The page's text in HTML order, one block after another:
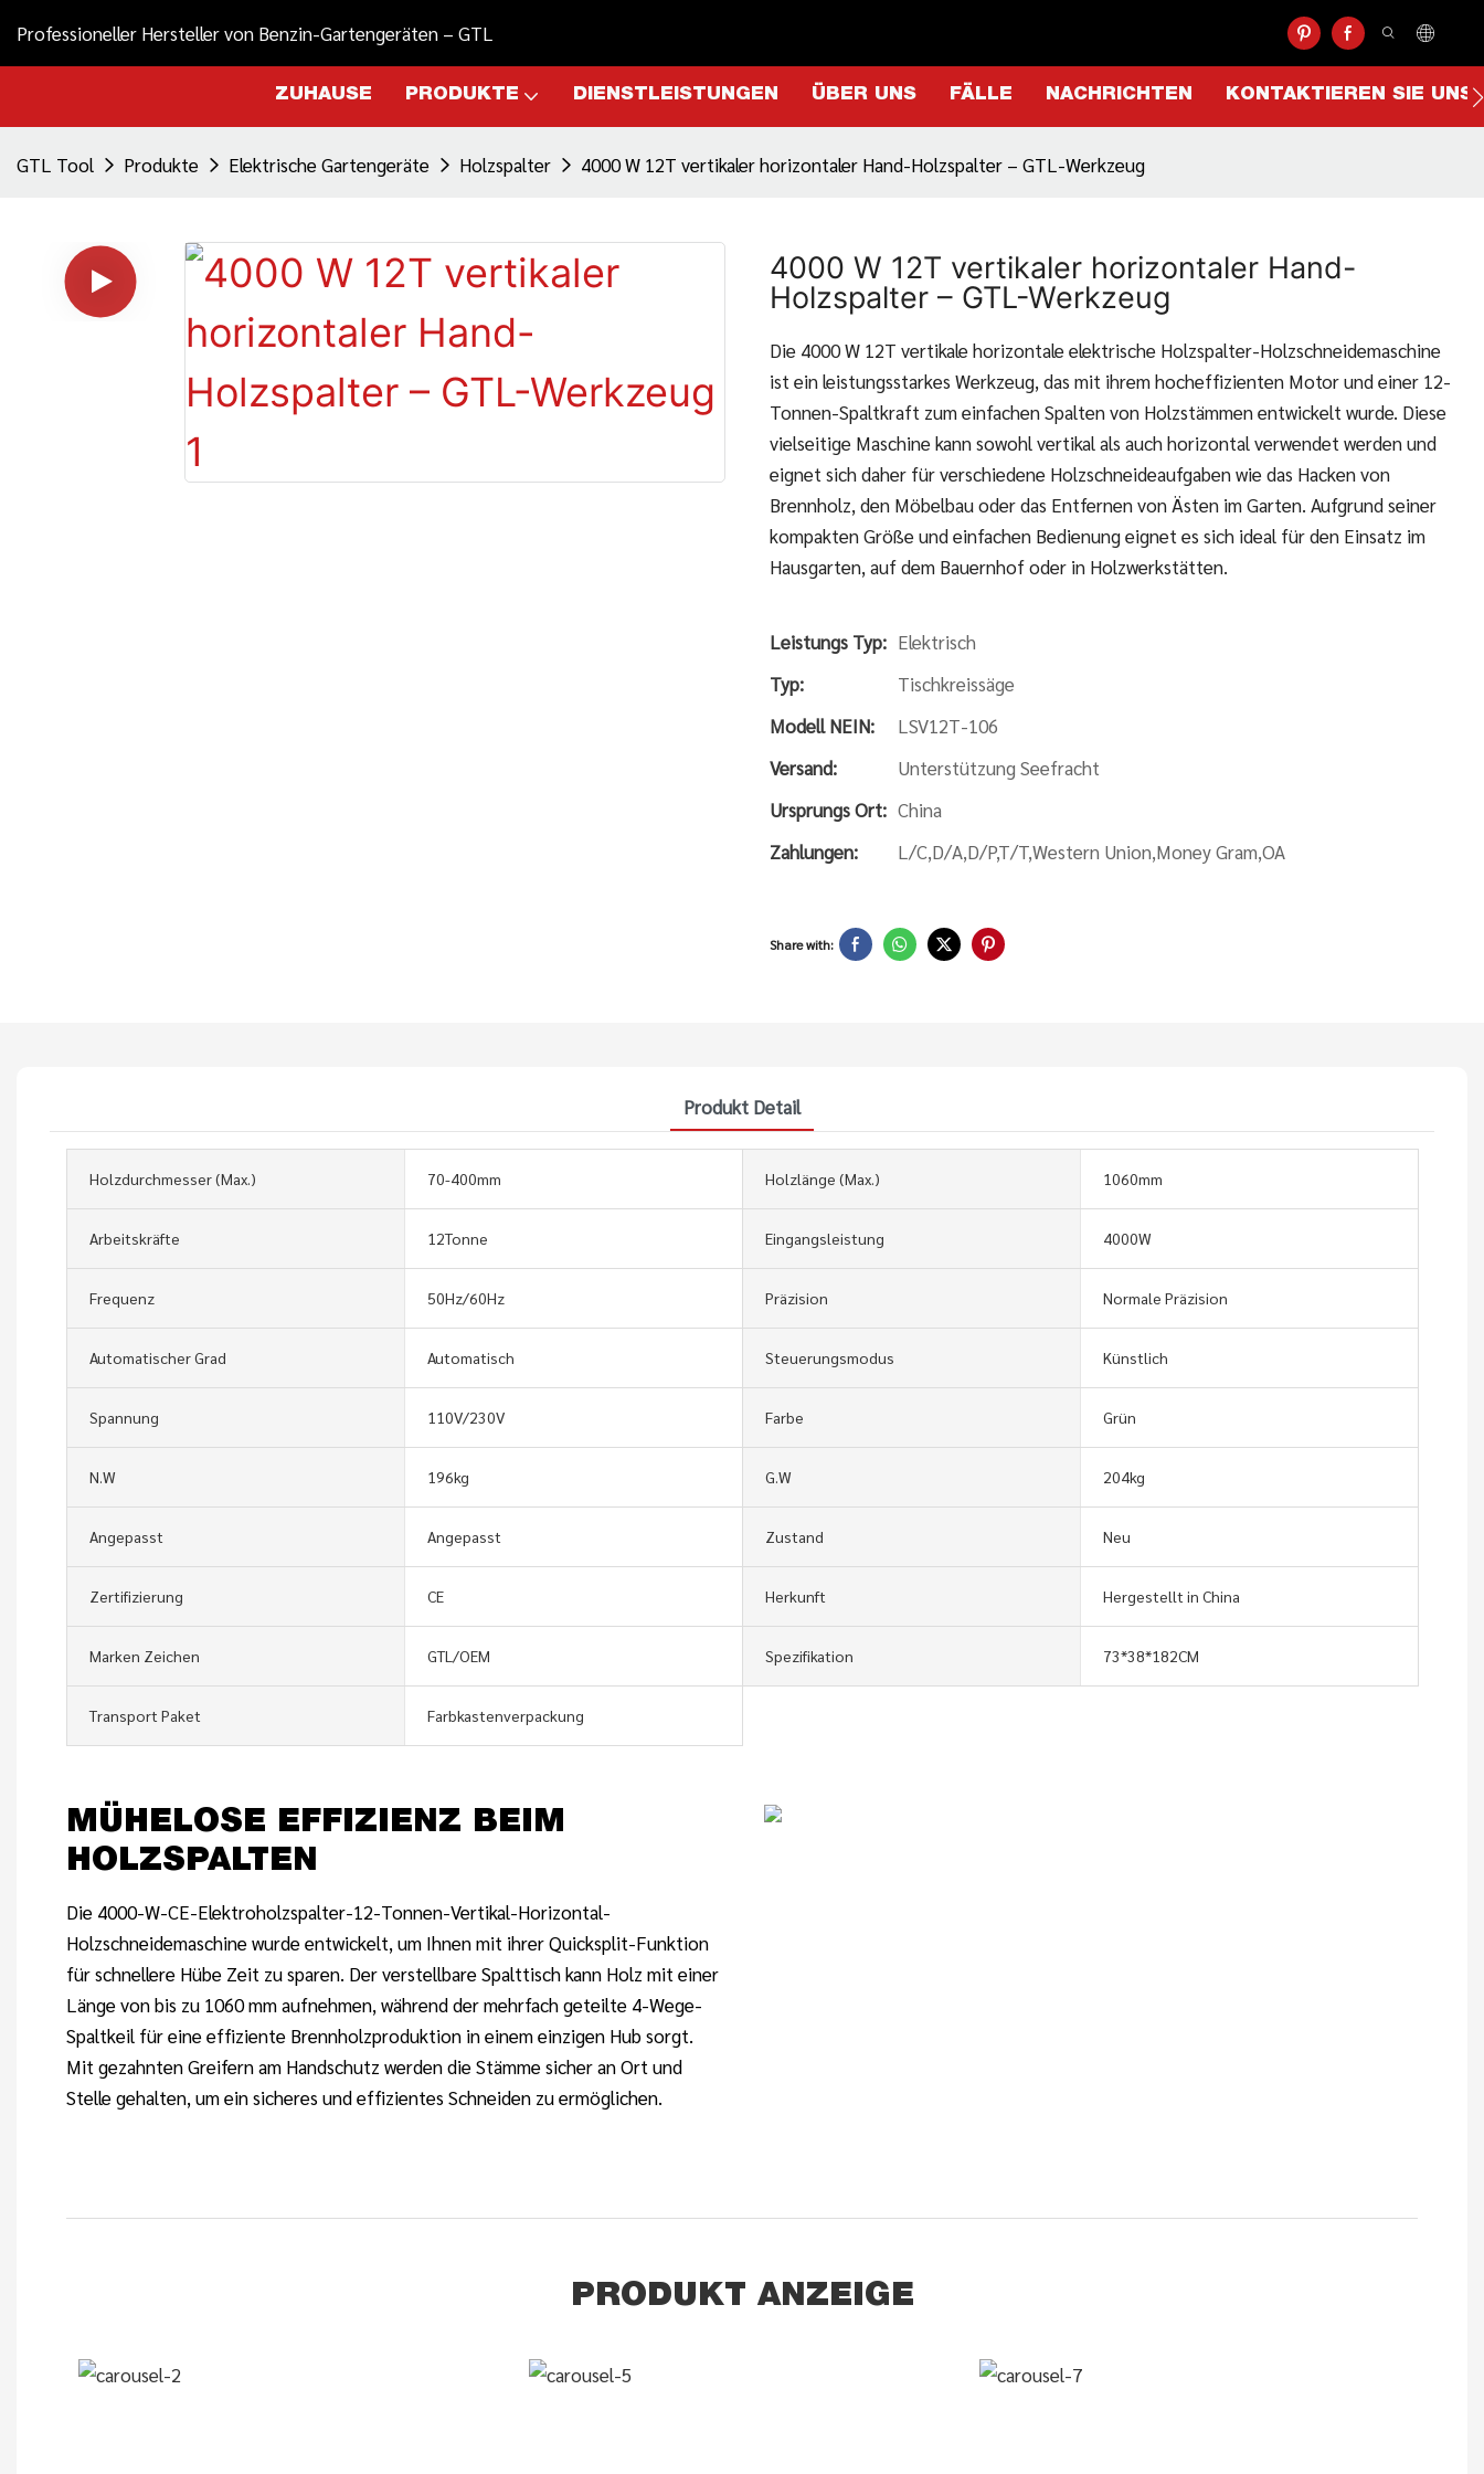
Professioneller Hersteller von Benzin-Gartengeräten – GTL
ZUHAUSE PRODUKTE DIENSTLEISTUNGEN ÜBER UNS FÄLLE NACHRICHTEN KONTAKTIEREN SIE UNS
GTL Tool Produkte Elektrische Gartengeräte Holzspalter 4000 W 12T vertikaler horizontaler Hand-Holzspalter – GTL-Werkzeug
4000 W 12T vertikaler horizontaler Hand-
Holzspalter – GTL-Werkzeug
Die 4000 W 12T vertikale horizontale elektrische Holzspalter-Holzschneidemaschine
ist ein leistungsstarkes Werkzeug, das mit ihrem hocheffizienten Motor und einer 12-
Tonnen-Spaltkraft zum einfachen Spalten von Holzstämmen entwickelt wurde. Diese
vielseitige Maschine kann sowohl vertikal als auch horizontal verwendet werden und
eignet sich daher für verschiedene Holzschneideaufgaben wie das Hacken von
Brennholz, den Möbelbau oder das Entfernen von Ästen im Garten. Aufgrund seiner
kompakten Größe und einfachen Bedienung eignet es sich ideal für den Einsatz im
Hausgarten, auf dem Bauernhof oder in Holzwerkstätten.
Leistungs Typ: Elektrisch
Typ:
Tischkreissäge
Modell NEIN:
LSV12T-106
Versand:
Unterstützung Seefracht
Ursprungs Ort: China
Zahlungen:
L/C,D/A,D/P,T/T,Western Union,Money Gram,OA
Share with:
Produkt Detail
Holzdurchmesser (max.) 70-400mm Holzlänge (max.) 1060mm
Arbeitskräfte 12Tonne Eingangsleistung 4000W
Frequenz 50Hz/60Hz Präzision Normale Präzision
Automatischer Grad Automatisch Steuerungsmodus Künstlich
Spannung 110V/230V Farbe Grün
N.W 196kg G.W 204kg
Angepasst Angepasst Zustand Neu
Zertifizierung CE Herkunft Hergestellt in China
Marken Zeichen GTL/OEM Spezifikation 73*38*182CM
Transport Paket Farbkastenverpackung
MÜHELOSE EFFIZIENZ BEIM
HOLZSPALTEN
Die 4000-W-CE-Elektroholzspalter-12-Tonnen-Vertikal-Horizontal-
Holzschneidemaschine wurde entwickelt, um Ihnen mit ihrer Quicksplit-Funktion
für schnellere Hübe Zeit zu sparen. Der verstellbare Spalttisch kann Holz mit einer
Länge von bis zu 1060 mm aufnehmen, während der mehrfach geteilte 4-Wege-
Spaltkeil für eine effiziente Brennholzproduktion in einem einzigen Hub sorgt.
Mit gezahnten Greifern am Handschutz werden die Stämme sicher an Ort und
Stelle gehalten, um ein sicheres und effizientes Schneiden zu ermöglichen.
PRODUKT ANZEIGE